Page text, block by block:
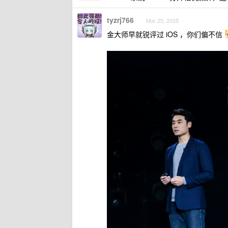
tyzrj766 Mar 25, 2025
金大师早就锐评过 iOS ，你们偏不信